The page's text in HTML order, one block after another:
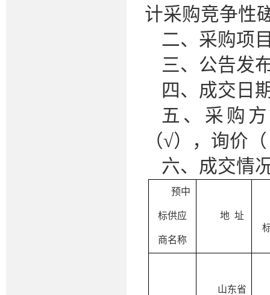
计采购竞争性
二、采购项
三、公告发
四、成交日
五、采购
（√），询价
六、成交情
预中
标供应
商名称
地 址
山东省